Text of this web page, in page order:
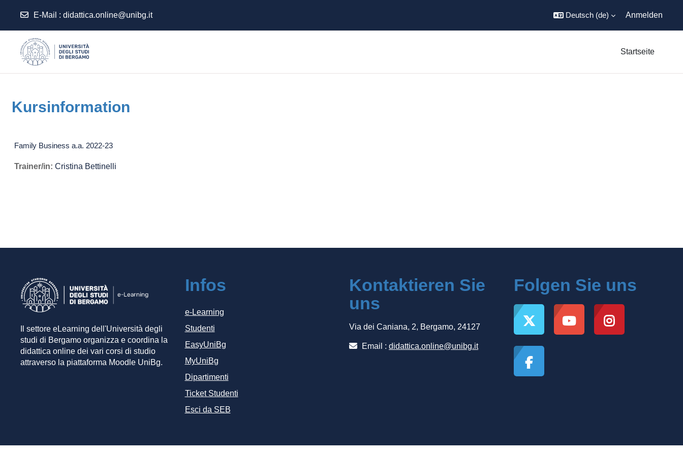
E-Mail : didattica.online@unibg.it Deutsch ‎(de)‎ Anmelden
Startseite
Kursinformation
Family Business a.a. 2022-23
Trainer/in: Cristina Bettinelli
Il settore eLearning dell'Università degli
studi di Bergamo organizza e coordina la
didattica online dei vari corsi di studio
attraverso la piattaforma Moodle UniBg.
Infos
e-Learning
Studenti
EasyUniBg
MyUniBg
Dipartimenti
Ticket Studenti
Esci da SEB
Kontaktieren Sie
uns
Via dei Caniana, 2, Bergamo, 24127
Email : didattica.online@unibg.it
Folgen Sie uns